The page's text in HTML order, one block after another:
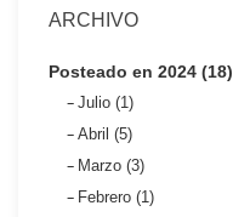
ARCHIVO
Posteado en 2024 (18)
Julio (1)
Abril (5)
Marzo (3)
Febrero (1)